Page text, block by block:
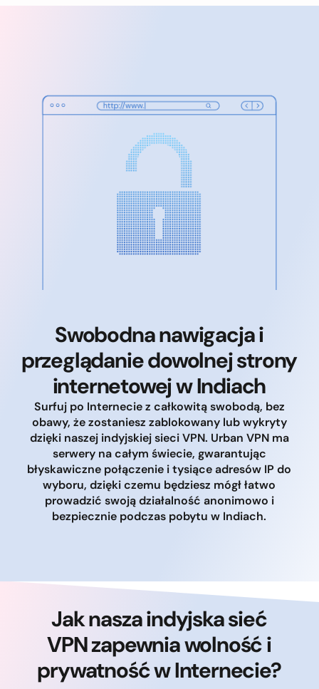
Swobodna nawigacja i
przeglądanie dowolnej strony
internetowej w Indiach
Surfuj po Internecie z całkowitą swobodą, bez
obawy, że zostaniesz zablokowany lub wykryty
dzięki naszej indyjskiej sieci VPN. Urban VPN ma
serwery na całym świecie, gwarantując
błyskawiczne połączenie i tysiące adresów IP do
wyboru, dzięki czemu będziesz mógł łatwo
prowadzić swoją działalność anonimowo i
bezpiecznie podczas pobytu w Indiach.
Jak nasza indyjska sieć
VPN zapewnia wolność i
prywatność w Internecie?